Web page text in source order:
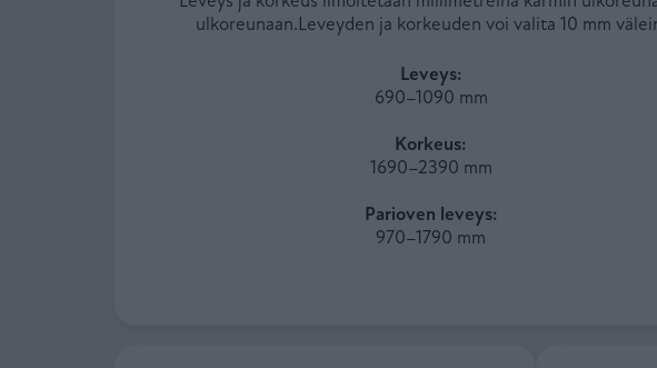
ulkoreunaan.Leveyden ja korkeuden voi valita 10 mm
Leveys:
690–1090 mm
Korkeus:
1690–2390 mm
Parioven leveys:
970–1790 mm